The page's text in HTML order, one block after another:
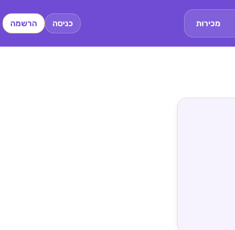
מכירות כניסה הרשמה